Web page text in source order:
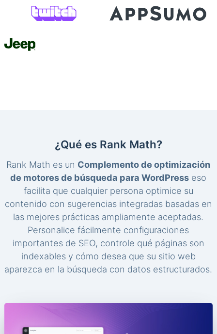
¿Qué es Rank Math?
Rank Math es un Complemento de optimización
de motores de búsqueda para WordPress eso
facilita que cualquier persona optimice su
contenido con sugerencias integradas basadas en
las mejores prácticas ampliamente aceptadas.
Personalice fácilmente configuraciones
importantes de SEO, controle qué páginas son
indexables y cómo desea que su sitio web
aparezca en la búsqueda con datos estructurados.